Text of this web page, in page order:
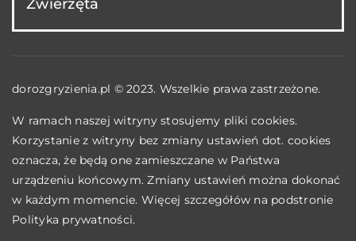
Zwierzęta
dorozgryzienia.pl © 2023. Wszelkie prawa zastrzeżone.
W ramach naszej witryny stosujemy pliki cookies.
Korzystanie z witryny bez zmiany ustawień dot. cookies
oznacza, że będą one zamieszczane w Państwa
urządzeniu końcowym. Zmiany ustawień można dokonać
w każdym momencie. Więcej szczegółów na podstronie
Polityka prywatności.